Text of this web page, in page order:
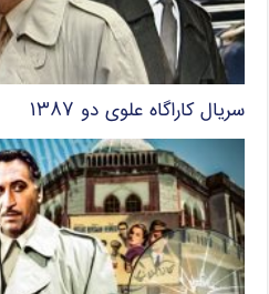
سریال کاراگاه علوی دو ۱۳۸۷